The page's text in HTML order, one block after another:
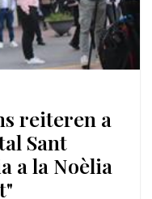
reiteren a
Sant
a la Noèlia